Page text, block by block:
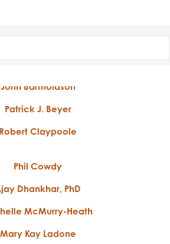
John Bartholdson
Patrick J. Beyer
Robert Claypoole
Phil Cowdy
Dhankhar, PhD
McMurry-Heath
Mary Kay Ladone